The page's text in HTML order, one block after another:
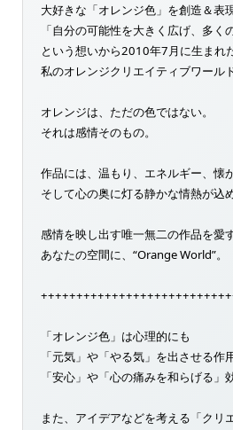
大好きな「オレンジ色」を創造＆表
「自分の可能性を大きく広げ、多く
という想いから2010年7月に生まれ
私のオレンジクリエイティブワールド
オレンジは、ただの色ではない。
それは感情そのもの。
作品には、温もり、エネルギー、懐か
そして心の奥に灯る静かな情熱が込
感情を映し出す唯一無二の作品を愛
あなたの空間に、“Orange World”。
「オレンジ色」は心理的にも
「元気」や「やる気」を出させる作
「安心」や「心の痛みを和らげる」
また、アイデアなどを考える「クリ